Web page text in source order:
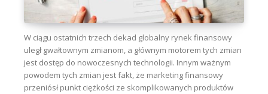
W ciągu ostatnich trzech dekad globalny rynek finansowy
uległ gwałtownym zmianom, a głównym motorem tych zmian
jest dostęp do nowoczesnych technologii. Innym ważnym
powodem tych zmian jest fakt, że marketing finansowy
przeniósł punkt ciężkości ze skomplikowanych produktów